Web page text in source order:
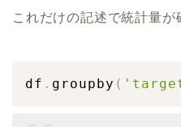
これだけの記述で統計量が
df . groupby (